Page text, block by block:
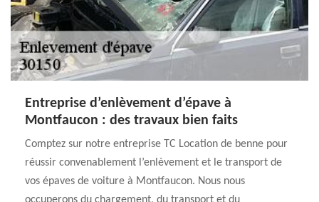
Entreprise d’enlèvement d’épave à
Montfaucon : des travaux bien faits
Comptez sur notre entreprise TC Location de benne pour
réussir convenablement l’enlèvement et le transport de
vos épaves de voiture à Montfaucon. Nous nous